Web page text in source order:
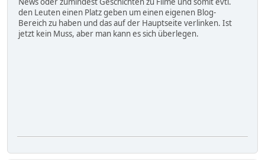
den Leuten einen Platz geben um einen eigenen Blog-
Bereich zu haben und das auf der Hauptseite verlinken. Ist
jetzt kein Muss, aber man kann es sich überlegen.